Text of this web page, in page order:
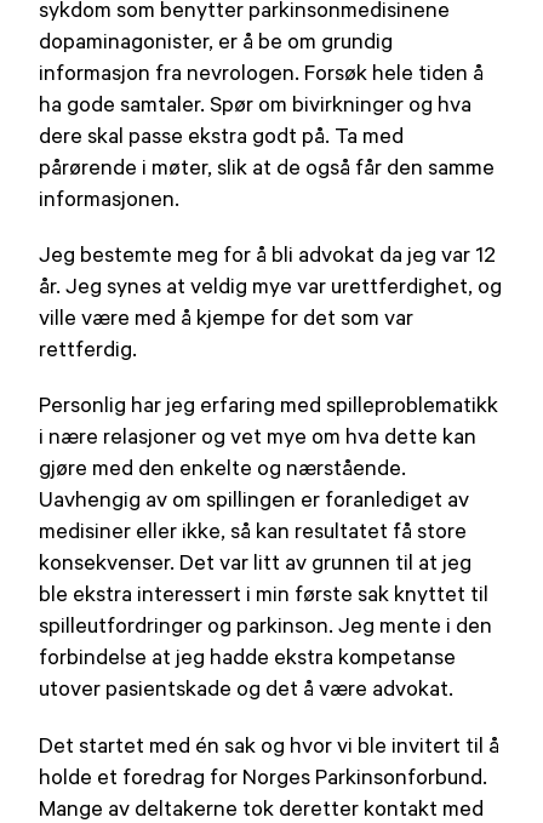
sykdom som benytter parkinsonmedisinene
dopaminagonister, er å be om grundig
informasjon fra nevrologen. Forsøk hele tiden å
ha gode samtaler. Spør om bivirkninger og hva
dere skal passe ekstra godt på. Ta med
pårørende i møter, slik at de også får den samme
informasjonen.
Jeg bestemte meg for å bli advokat da jeg var 12
år. Jeg synes at veldig mye var urettferdighet, og
ville være med å kjempe for det som var
rettferdig.
Personlig har jeg erfaring med spilleproblematikk
i nære relasjoner og vet mye om hva dette kan
gjøre med den enkelte og nærstående.
Uavhengig av om spillingen er foranlediget av
medisiner eller ikke, så kan resultatet få store
konsekvenser. Det var litt av grunnen til at jeg
ble ekstra interessert i min første sak knyttet til
spilleutfordringer og parkinson. Jeg mente i den
forbindelse at jeg hadde ekstra kompetanse
utover pasientskade og det å være advokat.
Det startet med én sak og hvor vi ble invitert til å
holde et foredrag for Norges Parkinsonforbund.
Mange av deltakerne tok deretter kontakt med